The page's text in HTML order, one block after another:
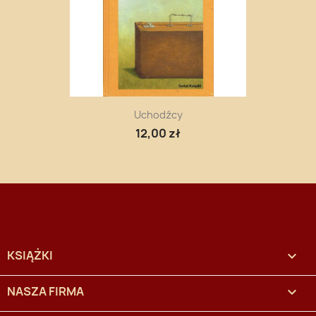
Uchodźcy
12,00 zł
KSIĄŻKI 
NASZA FIRMA 